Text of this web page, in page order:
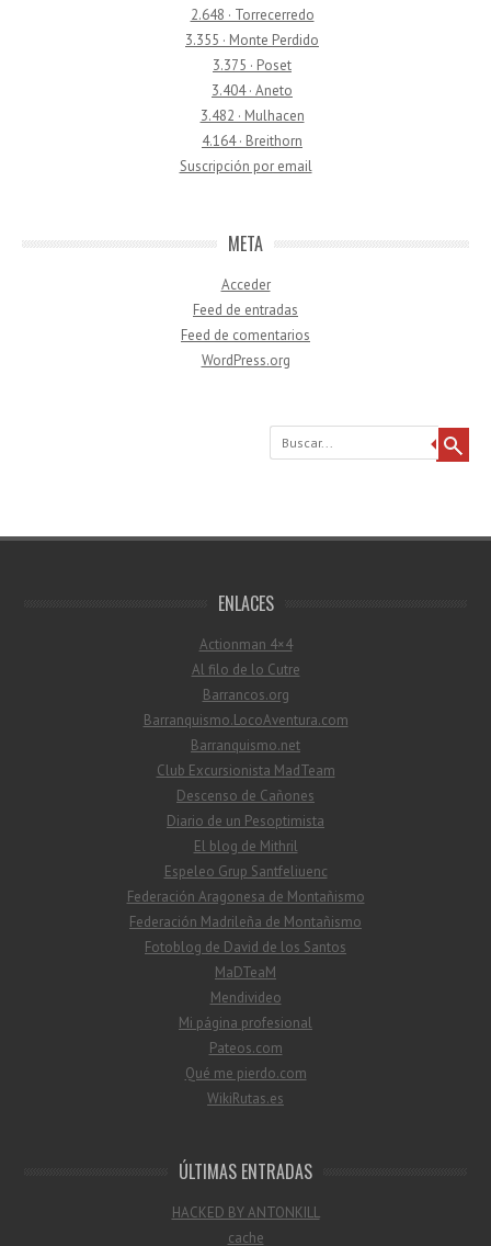
2.648 · Torrecerredo
3.355 · Monte Perdido
3.375 · Poset
3.404 · Aneto
3.482 · Mulhacen
4.164 · Breithorn
Suscripción por email
META
Acceder
Feed de entradas
Feed de comentarios
WordPress.org
Buscar
ENLACES
Actionman 4×4
Al filo de lo Cutre
Barrancos.org
Barranquismo.LocoAventura.com
Barranquismo.net
Club Excursionista MadTeam
Descenso de Cañones
Diario de un Pesoptimista
El blog de Mithril
Espeleo Grup Santfeliuenc
Federación Aragonesa de Montañismo
Federación Madrileña de Montañismo
Fotoblog de David de los Santos
MaDTeaM
Mendivideo
Mi página profesional
Pateos.com
Qué me pierdo.com
WikiRutas.es
ÚLTIMAS ENTRADAS
HACKED BY ANTONKILL
cache